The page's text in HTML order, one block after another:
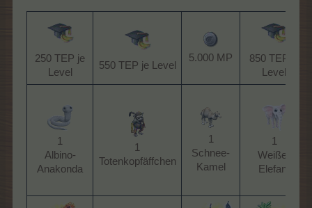
250 TEP je
Level​
550 TEP je Level​
5.000 MP​
850 TEP je
Level​
1
Albino-
Anakonda​
1
Totenkopfäffchen​
1
Schnee-
Kamel​
1
Weißer
Elefant​